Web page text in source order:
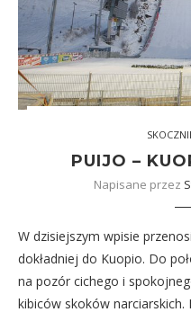
PUIJO –
Napisane przez
W dzisiejszym wpisie
dokładniej do Kuopio. Do
na pozór cichego i
kibiców skoków narciarskich.